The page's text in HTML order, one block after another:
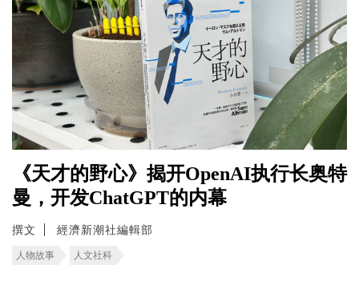
《天才的野心》揭开OpenAI执行长奥特
曼，开发ChatGPT的内幕
撰文 經濟新潮社編輯部
人物故事 人文社科